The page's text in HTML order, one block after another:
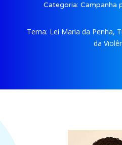
Categoria: Campanha
Tema: Lei Maria da Penha,
da